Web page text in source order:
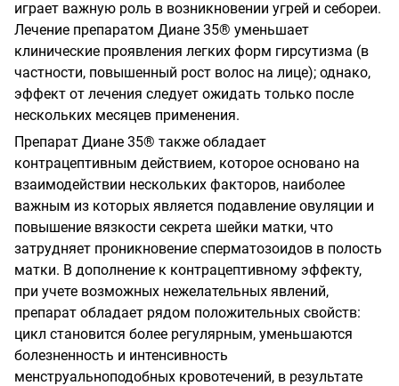
играет важную роль в возникновении угрей и себореи.
Лечение препаратом Диане 35® уменьшает
клинические проявления легких форм гирсутизма (в
частности, повышенный рост волос на лице); однако,
эффект от лечения следует ожидать только после
нескольких месяцев применения.
Препарат Диане 35® также обладает
контрацептивным действием, которое основано на
взаимодействии нескольких факторов, наиболее
важным из которых является подавление овуляции и
повышение вязкости секрета шейки матки, что
затрудняет проникновение сперматозоидов в полость
матки. В дополнение к контрацептивному эффекту,
при учете возможных нежелательных явлений,
препарат обладает рядом положительных свойств:
цикл становится более регулярным, уменьшаются
болезненность и интенсивность
менструальноподобных кровотечений, в результате